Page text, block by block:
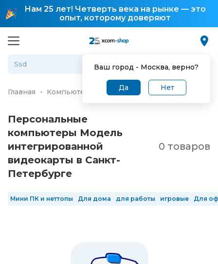
Нам 25 лет! Четверть века на рынке — это
опыт, которому доверяют
Ваш город - Москва, верно?
Да Нет
Главная · Компьютеры и ноутбуки Персональные
Персональные
компьютеры Модель
интегрированной
видеокарты в Санкт-
Петербургe
0 товаров
Мини ПК и неттопы Для дома для работы игровые Для